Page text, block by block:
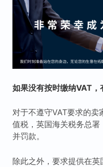
如果没有按时缴纳VAT，
对于不遵守VAT要求的卖
值税，英国海关税务总
并罚款。
除此之外，要求提供在